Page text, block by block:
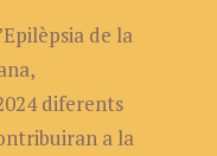
de la
diferents
a la